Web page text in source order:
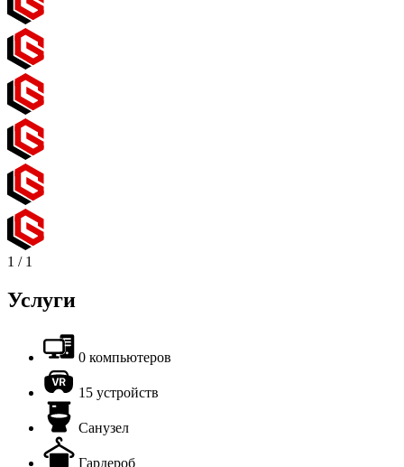
1 / 1
Услуги
0 компьютеров
15 устройств
Санузел
Гардероб